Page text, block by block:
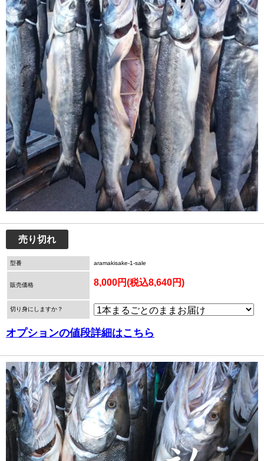
売り切れ
型番 aramakisake-1-sale
販売価格 8,000円(税込8,640円)
切り身にしますか？
オプションの値段詳細はこちら